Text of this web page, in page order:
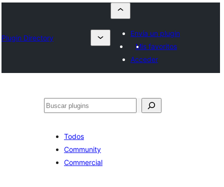
Plugin Directory
Envía un plugin
Mis favoritos
Acceder
Buscar
Todos
Community
Commercial